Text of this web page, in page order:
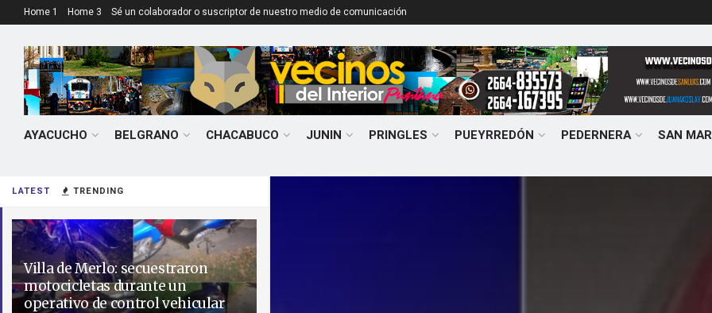
LATEST TRENDING
Villa de Merlo: secuestraron
motocicletas durante un
operativo de control vehicular
Home 1 Home 3 Sé un colaborador o suscriptor de nuestro medio de comunicación
AYACUCHO BELGRANO CHACABUCO JUNIN PRINGLES PUEYRREDÓN PEDERNERA SAN